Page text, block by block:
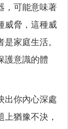
，可能意味著
威脅，這種威
家庭生活。
護意識的體
出你內心深處
猶豫不決，